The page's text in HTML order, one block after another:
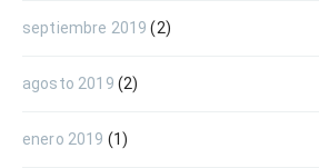
septiembre 2019 (2)
agosto 2019 (2)
enero 2019 (1)